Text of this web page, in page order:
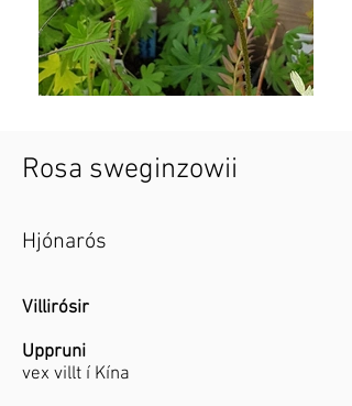
Rosa sweginzowii
Hjónarós
Villirósir
Uppruni
vex villt í Kína